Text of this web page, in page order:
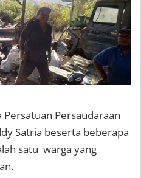
Persatuan Persaudaraan
Satria beserta beberapa
satu warga yang